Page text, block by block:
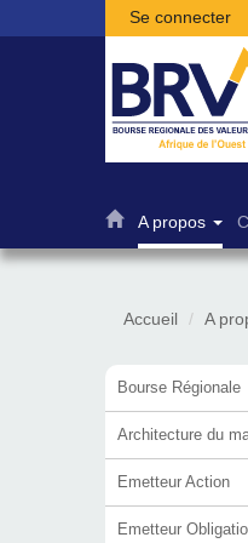
Aller au contenu principal
Se connecter
A propos
Accueil A
Bourse Régionale
Architecture du
Emetteur Action
Emetteur